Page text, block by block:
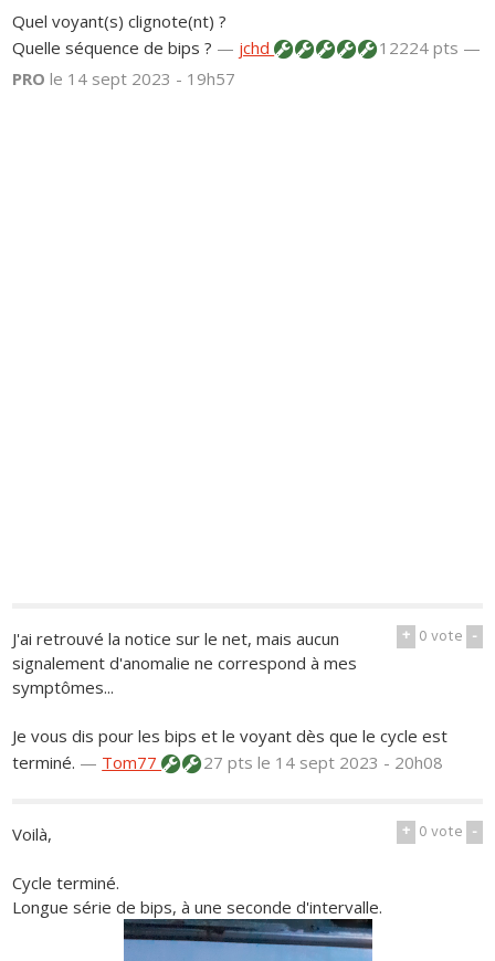
Quel voyant(s) clignote(nt) ?
Quelle séquence de bips ? — jchd
12224 pts —
PRO le 14 sept 2023 - 19h57
+ 0vote -
J'ai retrouvé la notice sur le net, mais aucun
signalement d'anomalie ne correspond à mes
symptômes...
Je vous dis pour les bips et le voyant dès que le cycle est
terminé. — Tom77 27 ptsle 14 sept 2023 - 20h08
+ 0vote -
Voilà,
Cycle terminé.
Longue série de bips, à une seconde d'intervalle.